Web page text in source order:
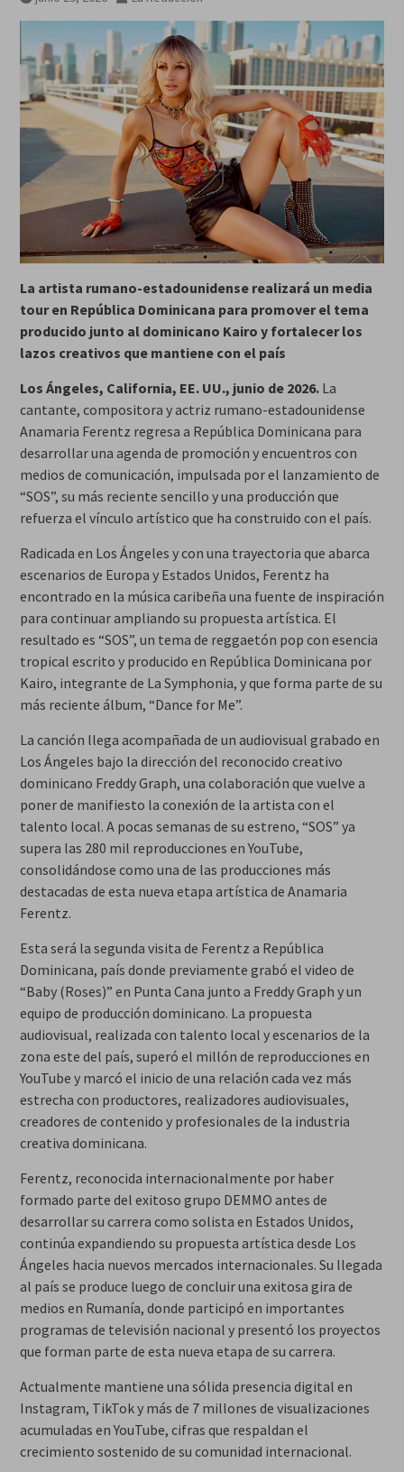
La artista rumano-estadounidense realizará un media
tour en República Dominicana para promover el tema
producido junto al dominicano Kairo y fortalecer los
lazos creativos que mantiene con el país
Los Ángeles, California, EE. UU., junio de 2026.La
cantante, compositora y actriz rumano-estadounidense
Anamaria Ferentz regresa a República Dominicana para
desarrollar una agenda de promoción y encuentros con
medios de comunicación, impulsada por el lanzamiento de
“SOS”, su más reciente sencillo y una producción que
refuerza el vínculo artístico que ha construido con el país.
Radicada en Los Ángeles y con una trayectoria que abarca
escenarios de Europa y Estados Unidos, Ferentz ha
encontrado en la música caribeña una fuente de inspiración
para continuar ampliando su propuesta artística. El
resultado es “SOS”, un tema de reggaetón pop con esencia
tropical escrito y producido en República Dominicana por
Kairo, integrante de La Symphonia, y que forma parte de su
más reciente álbum, “Dance for Me”.
La canción llega acompañada de un audiovisual grabado en
Los Ángeles bajo la dirección del reconocido creativo
dominicano Freddy Graph, una colaboración que vuelve a
poner de manifiesto la conexión de la artista con el
talento local. A pocas semanas de su estreno, “SOS” ya
supera las 280 mil reproducciones en YouTube,
consolidándose como una de las producciones más
destacadas de esta nueva etapa artística de Anamaria
Ferentz.
Esta será la segunda visita de Ferentz a República
Dominicana, país donde previamente grabó el video de
“Baby (Roses)” en Punta Cana junto a Freddy Graph y un
equipo de producción dominicano. La propuesta
audiovisual, realizada con talento local y escenarios de la
zona este del país, superó el millón de reproducciones en
YouTube y marcó el inicio de una relación cada vez más
estrecha con productores, realizadores audiovisuales,
creadores de contenido y profesionales de la industria
creativa dominicana.
Ferentz, reconocida internacionalmente por haber
formado parte del exitoso grupo DEMMO antes de
desarrollar su carrera como solista en Estados Unidos,
continúa expandiendo su propuesta artística desde Los
Ángeles hacia nuevos mercados internacionales. Su llegada
al país se produce luego de concluir una exitosa gira de
medios en Rumanía, donde participó en importantes
programas de televisión nacional y presentó los proyectos
que forman parte de esta nueva etapa de su carrera.
Actualmente mantiene una sólida presencia digital en
Instagram, TikTok y más de 7 millones de visualizaciones
acumuladas en YouTube, cifras que respaldan el
crecimiento sostenido de su comunidad internacional.